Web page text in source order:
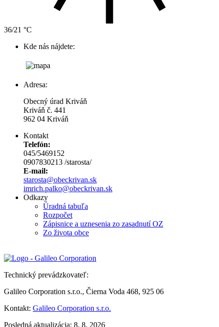
36/21 °C
Kde nás nájdete:
Adresa:
Obecný úrad Kriváň
Kriváň č. 441
962 04 Kriváň
Kontakt
Telefón:
045/5469152
0907830213 /starosta/
E-mail:
starosta@obeckrivan.sk
imrich.palko@obeckrivan.sk
Odkazy
Úradná tabuľa
Rozpočet
Zápisnice a uznesenia zo zasadnutí OZ
Zo života obce
Technický prevádzkovateľ:
Galileo Corporation s.r.o., Čierna Voda 468, 925 06
Kontakt: Galileo Corporation s.r.o.
Posledná aktualizácia: 8. 8. 2026